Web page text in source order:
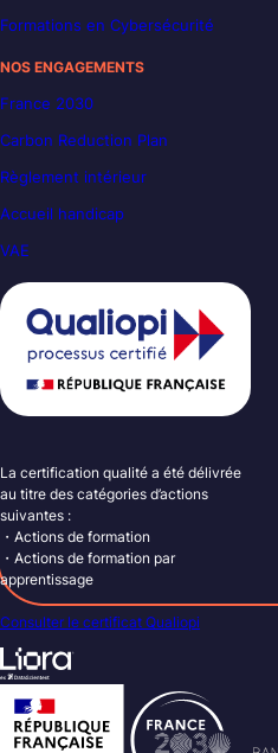
Formations en Cybersécurité
NOS ENGAGEMENTS
France 2030
Carbon Reduction Plan
Règlement intérieur
Accueil handicap
VAE
La certification qualité a été délivrée
au titre des catégories d’actions
suivantes :
・Actions de formation
・Actions de formation par
apprentissage
Consulter le certificat Qualiopi